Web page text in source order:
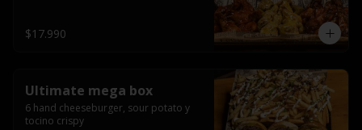
$17.990
Ultimate mega box
6 hand cheeseburger, sour potato y
tocino crispy